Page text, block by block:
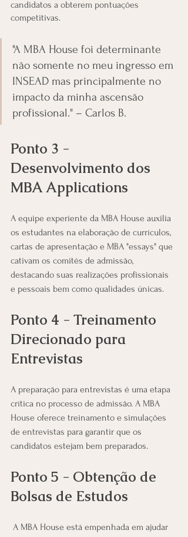
candidatos a obterem pontuações
competitivas.
"A MBA House foi determinante
não somente no meu ingresso em
INSEAD mas principalmente no
impacto da minha ascensão
profissional." – Carlos B.
Ponto 3 -
Desenvolvimento dos
MBA Applications
A equipe experiente da MBA House auxilia
os estudantes na elaboração de currículos,
cartas de apresentação e MBA "essays" que
cativam os comités de admissão,
destacando suas realizações profissionais
e pessoais bem como qualidades únicas.
Ponto 4 - Treinamento
Direcionado para
Entrevistas
A preparação para entrevistas é uma etapa
crítica no processo de admissão. A MBA
House oferece treinamento e simulações
de entrevistas para garantir que os
candidatos estejam bem preparados.
Ponto 5 - Obtenção de
Bolsas de Estudos